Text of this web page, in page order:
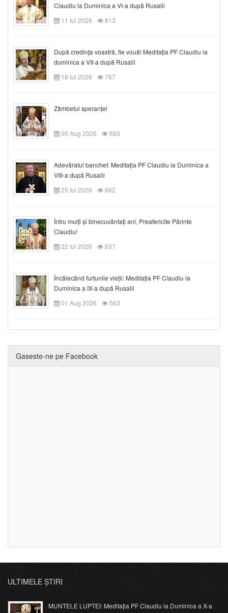
Claudiu la Duminica a VI-a după Rusalii
11 Iul 2026
813
După credinţa voastră, fie vouă! Meditația PF Claudiu la
duminica a VII-a după Rusalii
18 Iul 2026
767
Zâmbetul speranței
05 Aug 2026 683
Adevăratul banchet: Meditația PF Claudiu la Duminica a
VIII-a după Rusalii
25 Iul 2026
662
Întru mulți și binecuvântați ani, Preafericite Părinte
Claudiu!
22 Iul 2026
637
Încălecând furtunile vieții: Meditația PF Claudiu la
Duminica a IX-a după Rusalii
01 Aug 2026
563
Gaseste-ne pe Facebook
ULTIMELE ȘTIRI
MUNTELE LUPTEI: Meditația PF Claudiu la Duminica a X-a